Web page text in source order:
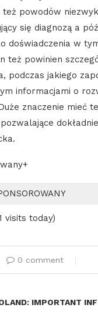
też powodów
się diagnozą a
doświadczenia w
też powinien
podczas jakiego
informacjami o
znaczenie mieć
visits today)
0 comment
IMPORTANT